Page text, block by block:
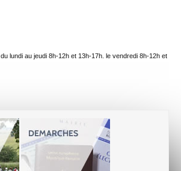
du lundi au jeudi 8h-12h et 13h-17h. le vendredi 8h-12h et